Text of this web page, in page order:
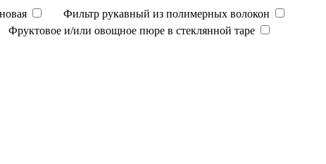
Фильтр рукавный из полимерных волокон
Фруктовое и/или овощное пюре в стеклянной таре